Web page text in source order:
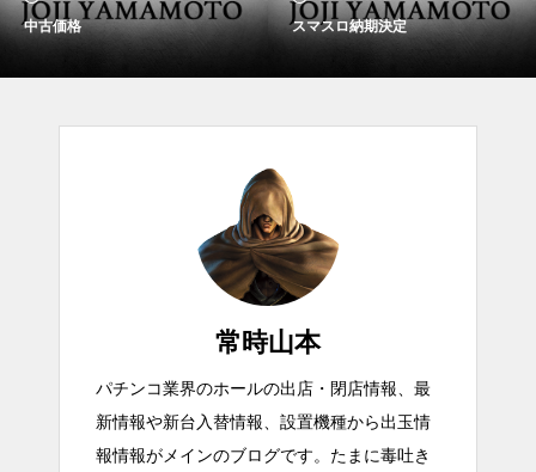
中古価格
スマスロ納期決定
常時山本
パチンコ業界のホールの出店・閉店情報、最
新情報や新台入替情報、設置機種から出玉情
報情報がメインのブログです。たまに毒吐き